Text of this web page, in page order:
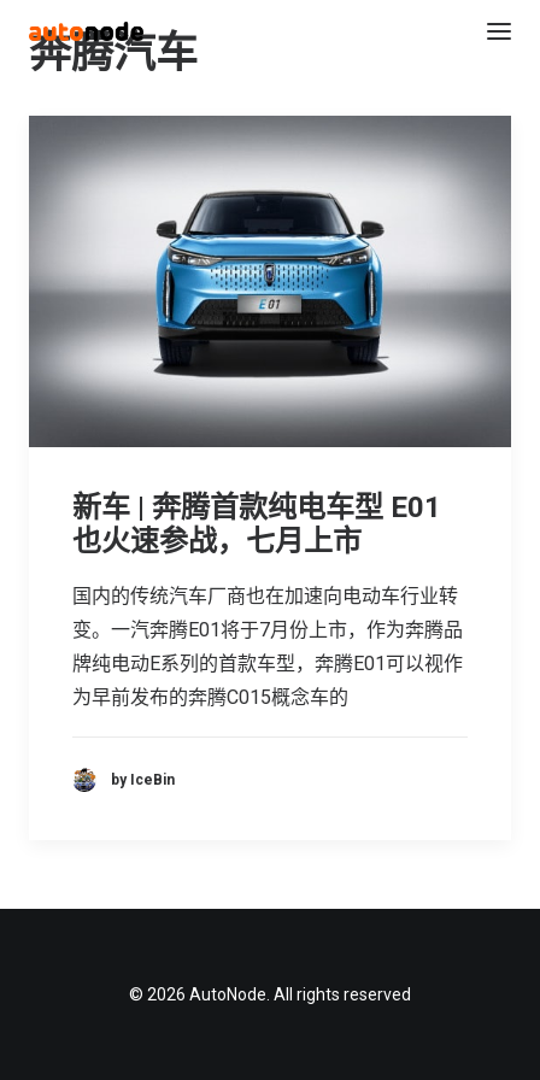
Search
奔腾汽车
新车 | 奔腾首款纯电车型 E01
也火速参战，七月上市
国内的传统汽车厂商也在加速向电动车行业转
变。一汽奔腾E01将于7月份上市，作为奔腾品
牌纯电动E系列的首款车型，奔腾E01可以视作
为早前发布的奔腾C015概念车的
by IceBin
© 2026 AutoNode. All rights reserved